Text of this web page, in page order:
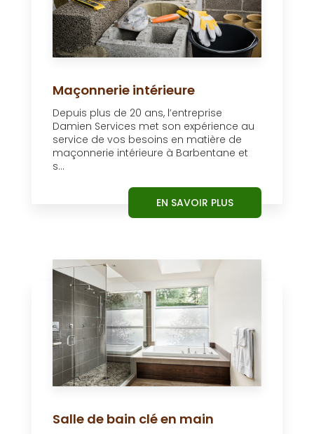
Maçonnerie intérieure
Depuis plus de 20 ans, l’entreprise
Damien Services met son expérience au
service de vos besoins en matière de
maçonnerie intérieure à Barbentane et
s...
EN SAVOIR PLUS
Salle de bain clé en main